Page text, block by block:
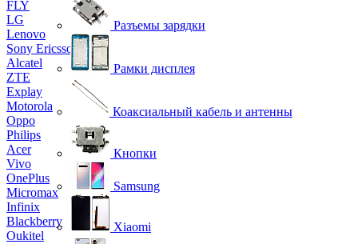
FLY
LG
Lenovo
Sony Ericsson
Alcatel
ZTE
Explay
Motorola
Oppo
Philips
Acer
Vivo
OnePlus
Micromax
Infinix
Blackberry
Oukitel
Разъемы зарядки
Рамки дисплея
Коаксиальный кабель и антенны
Кнопки
Samsung
Xiaomi